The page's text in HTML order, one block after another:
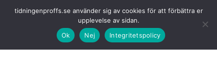
förstå och därför arbetar Iveco på att göra det enkelt för sina kunder.
de nya homologeringsreglerna kan vara utmanande.
Exempelvis kan ett fordon vara homologerat enligt EU-regler, men inte
uppfylla specifika krav i ett visst land för att till exempel nyttja lokala
tidningenproffs.se använder sig av cookies för att förbättra er
upplevelse av sidan.
Ok
Nej Integritetspolicy